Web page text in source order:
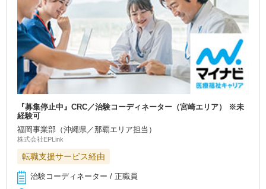
『募集停止中』CRC／治験コーディネーター（宮崎エリア） ※未
経験可
福岡事業部（沖縄県／那覇エリア担当）
株式会社EPLink
転職支援サービス経由
治験コーディネーター / 正職員